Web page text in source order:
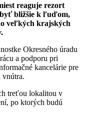
reaguje rezort
byť bližšie k ľuďom,
veľkých krajských
Okresného úradu
a podporu pri
kancelárie pre
vnútra.
treťou lokalitou v
po ktorých budú